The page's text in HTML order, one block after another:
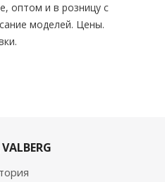
оптом и в розницу с
моделей. Цены.